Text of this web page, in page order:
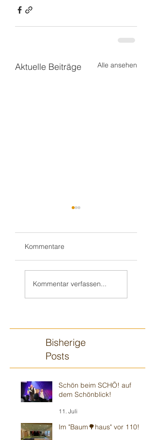
Aktuelle Beiträge Alle ansehen
Kommentare
Kommentar verfassen...
Bisherige
Posts
Schön beim SCHÖ! auf
dem Schönblick!
11. Juli
Im "Baum🌳haus" vor 110!